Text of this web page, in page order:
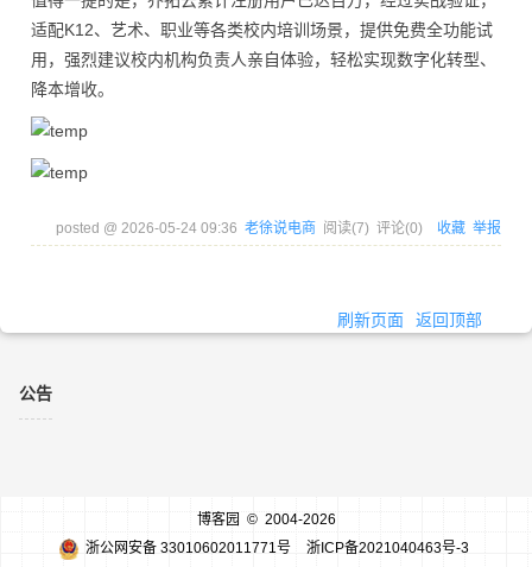
适配K12、艺术、职业等各类校内培训场景，提供免费全功能试
用，强烈建议校内机构负责人亲自体验，轻松实现数字化转型、
降本增收。
posted @ 2026-05-24 09:36 老徐说电商 阅读(7) 评论(0) 收藏 举报
刷新页面 返回顶部
公告
博客园 © 2004-2026
浙公网安备 33010602011771号
浙ICP备2021040463号-3